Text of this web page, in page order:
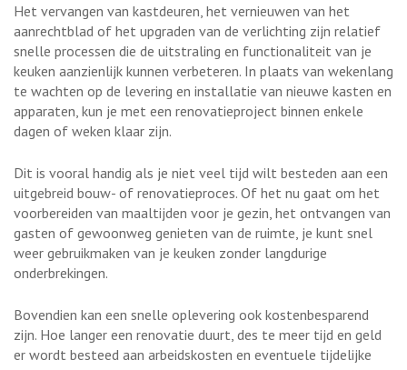
Het vervangen van kastdeuren, het vernieuwen van het
aanrechtblad of het upgraden van de verlichting zijn relatief
snelle processen die de uitstraling en functionaliteit van je
keuken aanzienlijk kunnen verbeteren. In plaats van wekenlang
te wachten op de levering en installatie van nieuwe kasten en
apparaten, kun je met een renovatieproject binnen enkele
dagen of weken klaar zijn.
Dit is vooral handig als je niet veel tijd wilt besteden aan een
uitgebreid bouw- of renovatieproces. Of het nu gaat om het
voorbereiden van maaltijden voor je gezin, het ontvangen van
gasten of gewoonweg genieten van de ruimte, je kunt snel
weer gebruikmaken van je keuken zonder langdurige
onderbrekingen.
Bovendien kan een snelle oplevering ook kostenbesparend
zijn. Hoe langer een renovatie duurt, des te meer tijd en geld
er wordt besteed aan arbeidskosten en eventuele tijdelijke